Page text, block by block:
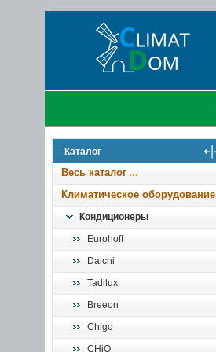
Каталог
Весь каталог
Климатическое оборудование
Кондиционеры
Eurohoff
Daichi
Tadilux
Breeon
Chigo
CHiQ